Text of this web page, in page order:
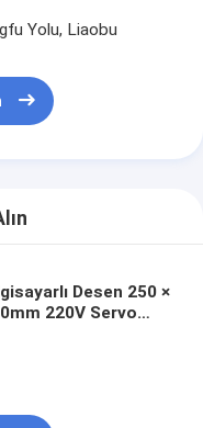
Yolu, Liaobu
Desen 250 ×
220V Servo